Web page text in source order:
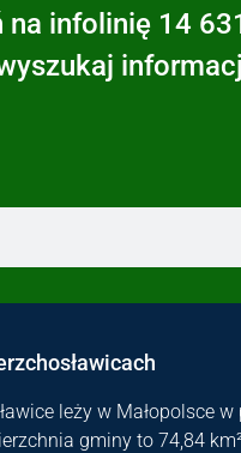
na infolinię 14
leży w Małopolsce
gminy to 74,84